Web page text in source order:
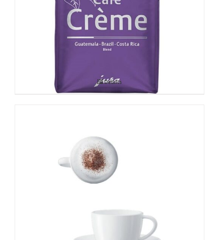
JURA Cafe Creme 250g
Details
JURA cappuccinotassid 2-ne komplekt